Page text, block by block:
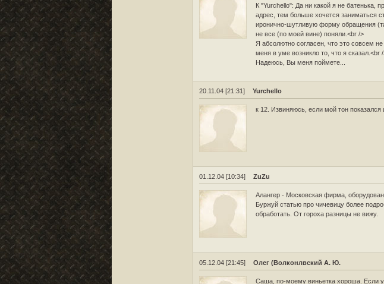
К "Yurchello": Да ни какой я не
адрес, тем больше хочется заниматься
иронично-шутливую форму обращения
не все (по моей вине) поняли.<br />
Я абсолютно согласен, что это совсем
меня в уме возникло то, что я сказал.<br
Надеюсь, Вы меня поймете...
20.11.04 [21:31] Yurchello
к 12. Извиняюсь, если мой тон
01.12.04 [10:34] ZuZu
Алангер - Московская фирма,
Буржуй статью про чичевицу более
обработать. От гороха разницы не вижу.
05.12.04 [21:45] Олег (Волконлвский А. Ю.
Саша, по-моему виньетка хороша. Если